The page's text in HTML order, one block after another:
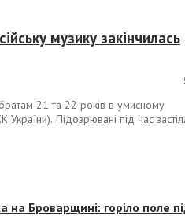
музику закінчилась
21 та 22 років в умисному
Підозрювані під час
на Броварщині: горіло поле